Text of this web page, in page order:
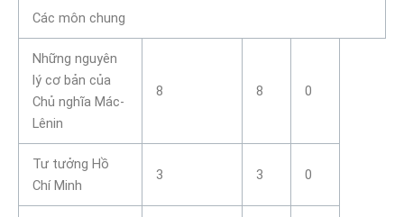
Các môn chung
Những nguyên
lý cơ bản của
Chủ nghĩa Mác-
Lênin
8 8 0
Tư tưởng Hồ
Chí Minh
3 3 0